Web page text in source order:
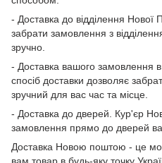
- Доставка до відділення
забрати замовлення з
зручно.
- Доставка вашого замовлення
спосіб доставки дозволяє
зручний для вас час та місце.
- Доставка до дверей. Кур'єр
замовлення прямо до дверей
Доставка Новою поштою - це